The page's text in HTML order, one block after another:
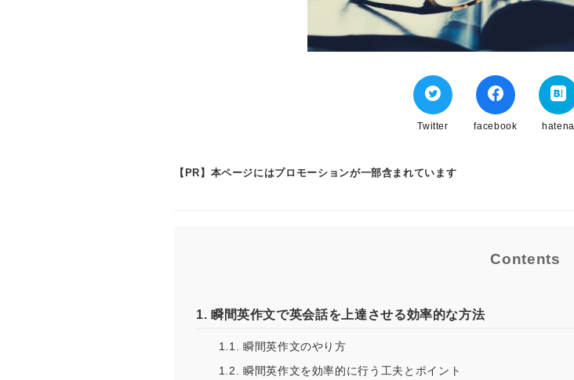
Twitter facebook hatena
【PR】本ページにはプロモーションが一部含まれています
Contents
1. 瞬間英作文で英会話を上達させる効率的な方法
1.1.
瞬間英作文のやり方
1.2.
瞬間英作文を効率的に行う工夫とポイント